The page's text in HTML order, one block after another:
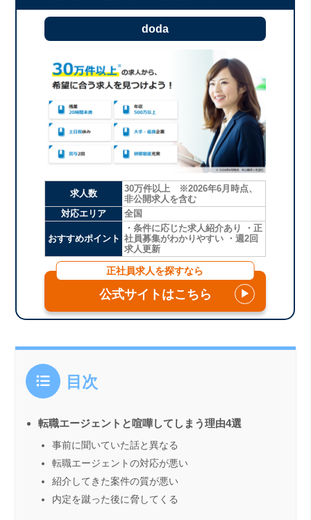
doda
求人数
30万件以上 ※2026年6月時点、
非公開求人を含む
対応エリア
全国
おすすめポイント
・条件に応じた求人紹介あり ・正
社員募集がわかりやすい ・週2回
求人更新
正社員求人を探すなら
公式サイトはこちら ▶
目次
転職エージェントと喧嘩してしまう理由4選
事前に聞いていた話と異なる
転職エージェントの対応が悪い
紹介してきた案件の質が悪い
内定を蹴った後に脅してくる